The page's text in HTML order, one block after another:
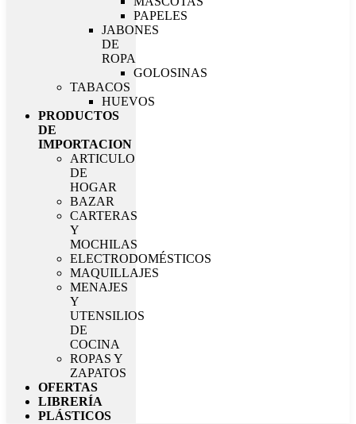
PAPELES
JABONES
DE
ROPA
GOLOSINAS
TABACOS
HUEVOS
PRODUCTOS
DE
IMPORTACION
ARTICULO
DE
HOGAR
BAZAR
CARTERAS
Y
MOCHILAS
ELECTRODOMÉSTICOS
MAQUILLAJES
MENAJES
Y
UTENSILIOS
DE
COCINA
ROPAS Y
ZAPATOS
OFERTAS
LIBRERÍA
PLÁSTICOS